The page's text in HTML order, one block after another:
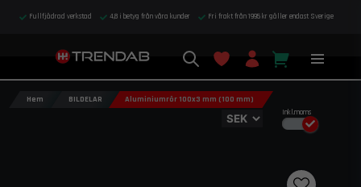
Fullfjädrad verkstad 4,8 i betyg från våra kunder Fri frakt från 1995 kr gäller endast Sverige
Inkl.moms
Hem BILDELAR Aluminiumrör 100x3 mm (100 mm)